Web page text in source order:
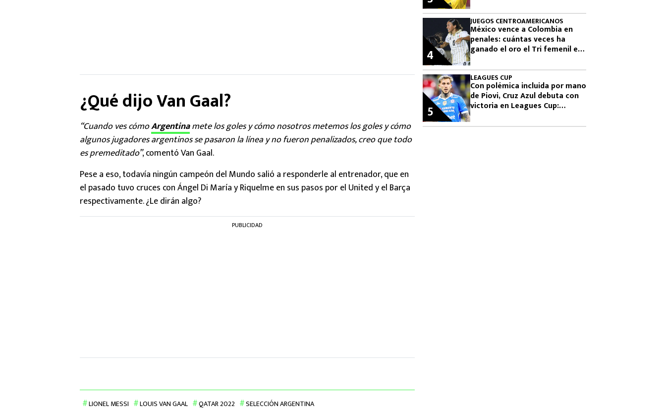
¿Qué dijo Van Gaal?
“Cuando ves cómoArgentinamete los goles y cómo nosotros metemos los goles y cómo
algunos jugadores argentinos se pasaron la línea y no fueron penalizados, creo que todo
es premeditado”, comentó Van Gaal.
Pese a eso, todavía ningún campeón del Mundo salió a responderle al entrenador, que en
el pasado tuvo cruces con Ángel Di María y Riquelme en sus pasos por el United y el Barça
respectivamente. ¿Le dirán algo?
PUBLICIDAD
LIONEL MESSI LOUIS VAN GAAL QATAR 2022 SELECCIÓN ARGENTINA
JUEGOS CENTROAMERICANOS
México vence a Colombia en
penales: cuántas veces ha
ganado el oro el Tri femenil en
4
LEAGUES CUP
Con polémica incluida por mano
de Piovi, Cruz Azul debuta con
victoria en Leagues Cup:
5